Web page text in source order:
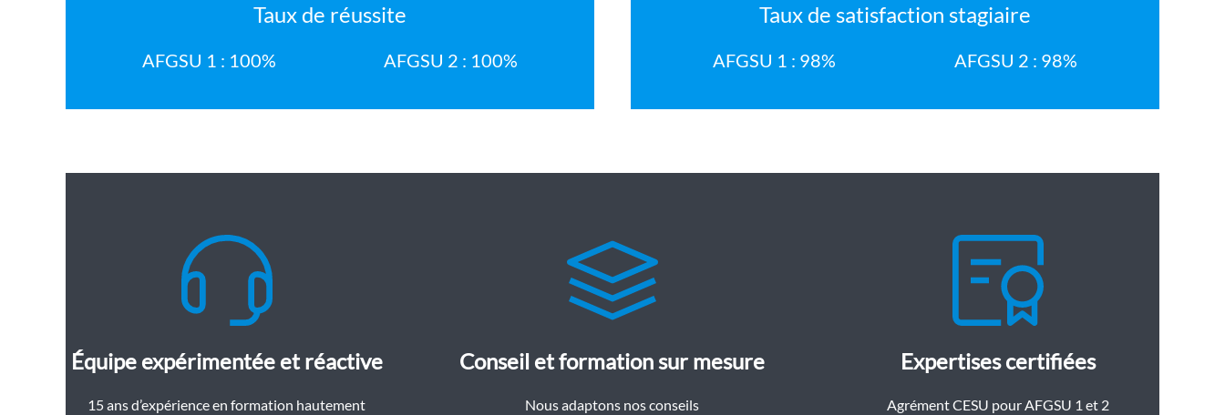
Taux de réussite
AFGSU 1 : 100% AFGSU 2 : 100%
Taux de satisfaction stagiaire
AFGSU 1 : 98% AFGSU 2 : 98%
Équipe expérimentée et réactive
15 ans d’expérience en formation hautement
Conseil et formation sur mesure
Nous adaptons nos conseils
Expertises certifiées
Agrément CESU pour AFGSU 1 et 2